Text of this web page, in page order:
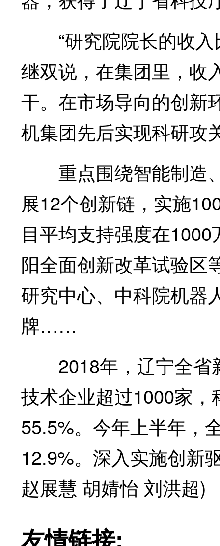
“研究院院长的收入
继双说，在集团里，收
干。在市场导向的创新
机集团先后实现科研攻
重点围绕智能制造
展12个创新链，实施
目平均支持强度在
阳全面创新改革试验区
研究中心、中科院机器
牌……
2018年，辽宁全省
技术企业超过1000家
55.5%。今年上半年，
12.9%。深入实施创新
赵展慧 胡婧怡 刘洪超)
友情链接: